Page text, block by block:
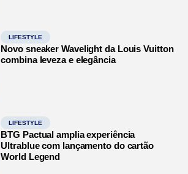
LIFESTYLE
Novo sneaker Wavelight da Louis Vuitton
combina leveza e elegância
LIFESTYLE
BTG Pactual amplia experiência
Ultrablue com lançamento do cartão
World Legend